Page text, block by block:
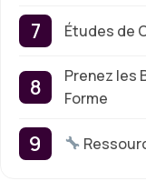
Études de
Prenez les
Forme